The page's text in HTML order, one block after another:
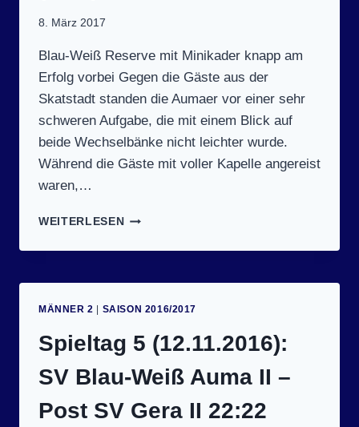
8. März 2017
Blau-Weiß Reserve mit Minikader knapp am
Erfolg vorbei Gegen die Gäste aus der
Skatstadt standen die Aumaer vor einer sehr
schweren Aufgabe, die mit einem Blick auf
beide Wechselbänke nicht leichter wurde.
Während die Gäste mit voller Kapelle angereist
waren,…
WEITERLESENSPIELTAG
(5.3.2017):
BLAU-
S
V A
UFBAU A
LTENBURG I
II 2
MÄNNER 2 SAISON 2016/2017
Spieltag 5 (12.11.2016):
SV Blau-Weiß Auma II –
Post SV Gera II 22:22